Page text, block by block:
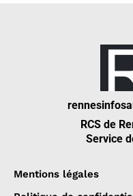
RCS de
Service
Mentions légales